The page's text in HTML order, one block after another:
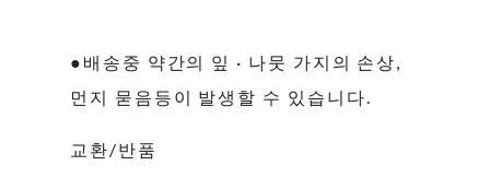
●배송중 약간의 잎 · 나뭇 가지의 손상,
먼지 묻음등이 발생할 수 있습니다.
교환/반품